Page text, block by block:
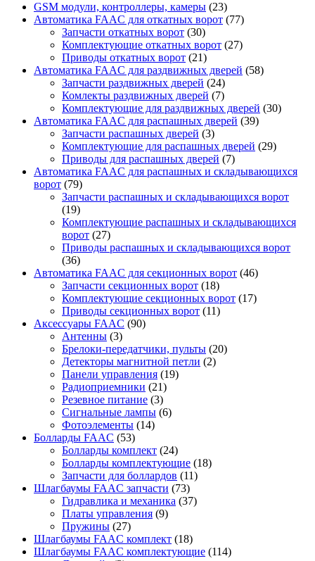
GSM модули, контроллеры, камеры (23)
Автоматика FAAC для откатных ворот (77)
Запчасти откатных ворот (30)
Комплектующие откатных ворот (27)
Приводы откатных ворот (21)
Автоматика FAAC для раздвижных дверей (58)
Запчасти раздвижных дверей (24)
Комлекты раздвижных дверей (7)
Комплектующие для раздвижных дверей (30)
Автоматика FAAC для распашных дверей (39)
Запчасти распашных дверей (3)
Комплектующие для распашных дверей (29)
Приводы для распашных дверей (7)
Автоматика FAAC для распашных и складывающихся
ворот (79)
Запчасти распашных и складывающихся ворот
(19)
Комплектующие распашных и складывающихся
ворот (27)
Приводы распашных и складывающихся ворот
(36)
Автоматика FAAC для секционных ворот (46)
Запчасти секционных ворот (18)
Комплектующие секционных ворот (17)
Приводы секционных ворот (11)
Аксессуары FAAC (90)
Антенны (3)
Брелоки-передатчики, пульты (20)
Детекторы магнитной петли (2)
Панели управления (19)
Радиоприемники (21)
Резевное питание (3)
Сигнальные лампы (6)
Фотоэлементы (14)
Болларды FAAC (53)
Болларды комплект (24)
Болларды комплектующие (18)
Запчасти для боллардов (11)
Шлагбаумы FAAC запчасти (73)
Гидравлика и механика (37)
Платы управления (9)
Пружины (27)
Шлагбаумы FAAC комплект (18)
Шлагбаумы FAAC комплектующие (114)